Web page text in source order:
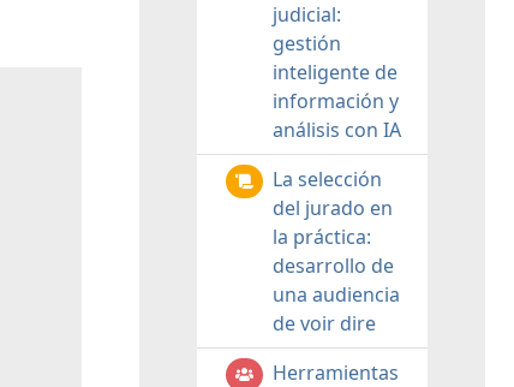
judicial:
gestión
inteligente de
información y
análisis con IA
La selección
del jurado en
la práctica:
desarrollo de
una audiencia
de voir dire
Herramientas